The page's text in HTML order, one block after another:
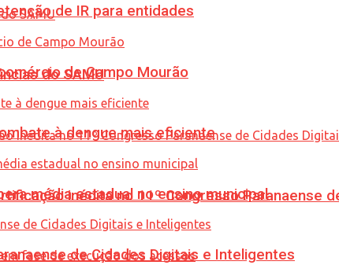
do SAMU
inédita no 11º Congresso Paranaense
de IR para entidades
de Campo Mourão
à dengue mais eficiente
média estadual no ensino municipal
de Cidades Digitais e Inteligentes